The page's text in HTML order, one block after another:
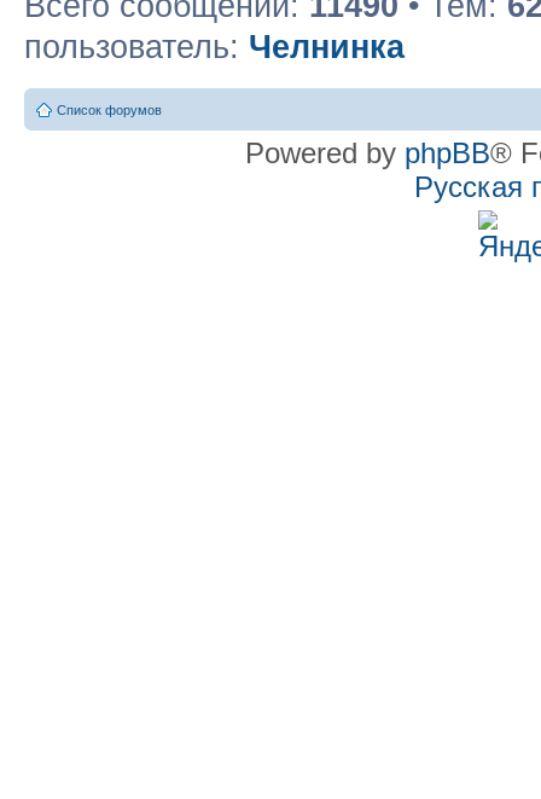
пользователь: Челнинка
Список форумов
Powered by phpBB®
Русская